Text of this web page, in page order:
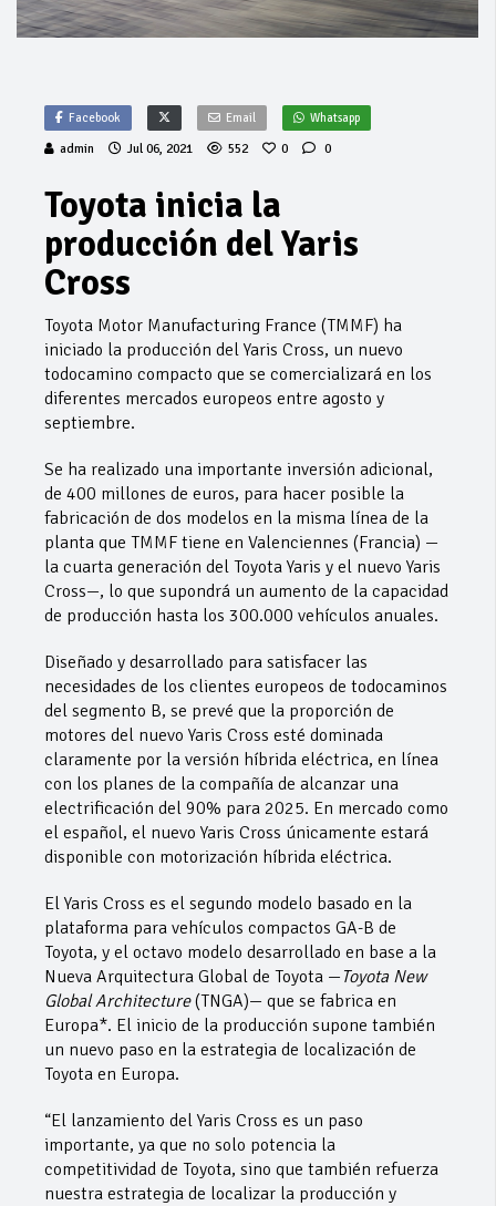
Facebook Email Whatsapp
admin Jul 06, 2021 552 0 0
Toyota inicia la
producción del Yaris
Cross
Toyota Motor Manufacturing France (TMMF) ha
iniciado la producción del Yaris Cross, un nuevo
todocamino compacto que se comercializará en los
diferentes mercados europeos entre agosto y
septiembre.
Se ha realizado una importante inversión adicional,
de 400 millones de euros, para hacer posible la
fabricación de dos modelos en la misma línea de la
planta que TMMF tiene en Valenciennes (Francia) —
la cuarta generación del Toyota Yaris y el nuevo Yaris
Cross—, lo que supondrá un aumento de la capacidad
de producción hasta los 300.000 vehículos anuales.
Diseñado y desarrollado para satisfacer las
necesidades de los clientes europeos de todocaminos
del segmento B, se prevé que la proporción de
motores del nuevo Yaris Cross esté dominada
claramente por la versión híbrida eléctrica, en línea
con los planes de la compañía de alcanzar una
electrificación del 90% para 2025. En mercado como
el español, el nuevo Yaris Cross únicamente estará
disponible con motorización híbrida eléctrica.
El Yaris Cross es el segundo modelo basado en la
plataforma para vehículos compactos GA-B de
Toyota, y el octavo modelo desarrollado en base a la
Nueva Arquitectura Global de Toyota — Toyota New
Global Architecture(TNGA)— que se fabrica en
Europa*. El inicio de la producción supone también
un nuevo paso en la estrategia de localización de
Toyota en Europa.
“El lanzamiento del Yaris Cross es un paso
importante, ya que no solo potencia la
competitividad de Toyota, sino que también refuerza
nuestra estrategia de localizar la producción y